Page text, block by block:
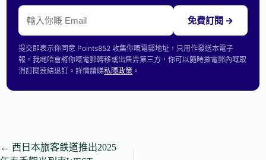
免費訂閱 →
提交即表示你同意 Points852 收集你嘅電郵地址，只用作發送本電子
報。我哋唔會將你嘅電郵轉移或出售畀第三方，你可以隨時撳電郵內嘅取
消訂閱連結退訂。詳情請睇私隱政策 。
← 西日本旅客鉄道推出2025